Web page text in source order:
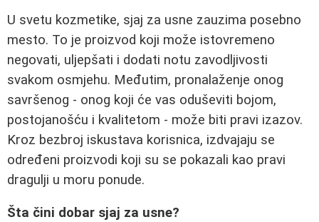
U svetu kozmetike, sjaj za usne zauzima posebno
mesto. To je proizvod koji može istovremeno
negovati, uljepšati i dodati notu zavodljivosti
svakom osmjehu. Međutim, pronalaženje onog
savršenog - onog koji će vas oduševiti bojom,
postojanošću i kvalitetom - može biti pravi izazov.
Kroz bezbroj iskustava korisnica, izdvajaju se
određeni proizvodi koji su se pokazali kao pravi
dragulji u moru ponude.
Šta čini dobar sjaj za usne?